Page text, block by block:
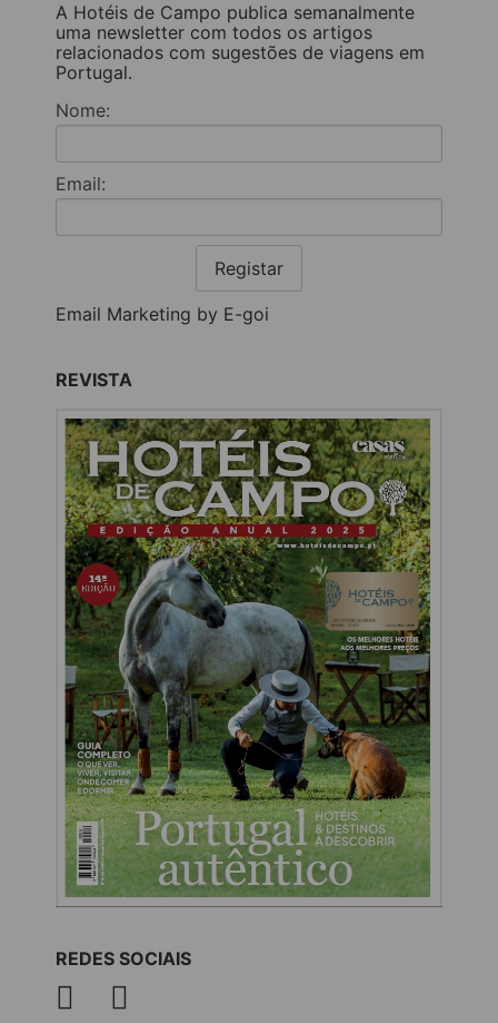
A Hotéis de Campo publica semanalmente
uma newsletter com todos os artigos
relacionados com sugestões de viagens em
Portugal.
Nome:
Email:
Registar
Email Marketing by E-goi
REVISTA
REDES SOCIAIS